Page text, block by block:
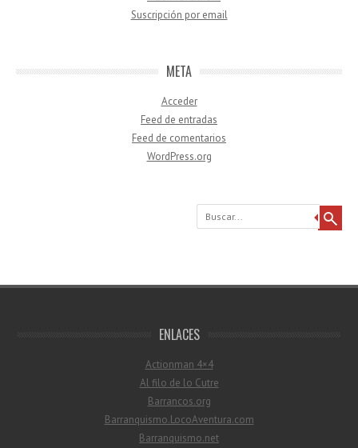
Suscripción por email
META
Acceder
Feed de entradas
Feed de comentarios
WordPress.org
Buscar
ENLACES
Actionman 4×4
Al filo de lo Cutre
Barrancos.org
Barranquismo.LocoAventura.com
Barranquismo.net